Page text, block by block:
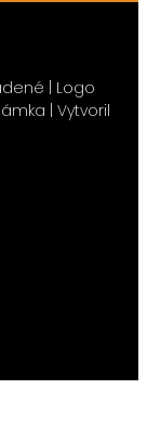
| Logo
| Vytvoril